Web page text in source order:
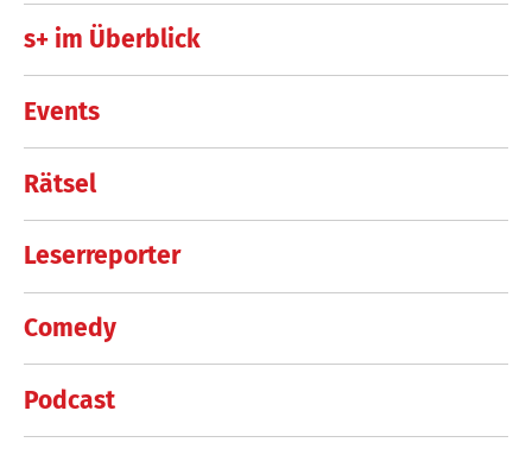
s+ im Überblick
Events
Rätsel
Leserreporter
Comedy
Podcast